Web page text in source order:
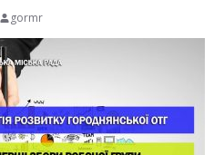
gormr